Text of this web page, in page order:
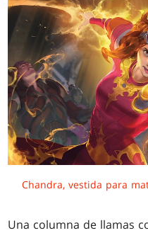
Chandra, vestida para
Una columna de llamas